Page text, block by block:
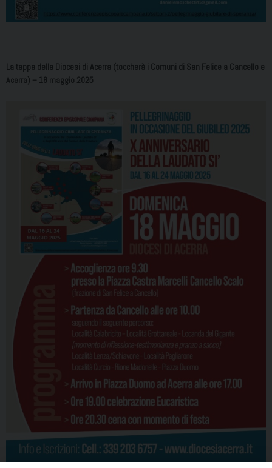
La tappa della Diocesi di Acerra (toccherà i Comuni di San Felice a Cancello e
Acerra) – 18 maggio 2025